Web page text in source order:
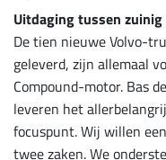
Uitdaging tussen
De tien nieuwe Volvo-
geleverd, zijn allemaal
Compound-motor. Bas
leveren het
focuspunt. Wij willen
twee zaken. We